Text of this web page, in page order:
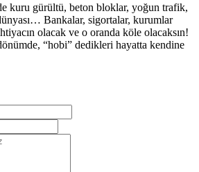
kuru gürültü, beton bloklar, yoğun trafik,
Bankalar, sigortalar, kurumlar
olacak ve o oranda köle olacaksın!
“hobi” dedikleri hayatta kendine